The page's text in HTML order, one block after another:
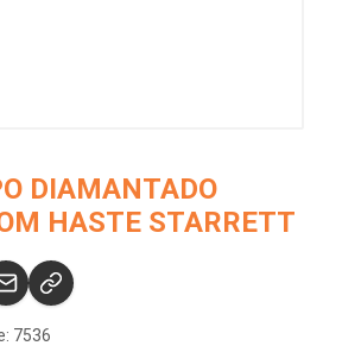
DIAMANTADO
HASTE STARRETT
7536